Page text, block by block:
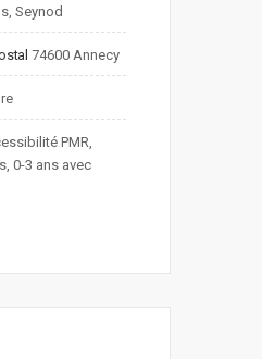
Seynod
74600 Annecy
PMR,
0-3 ans avec